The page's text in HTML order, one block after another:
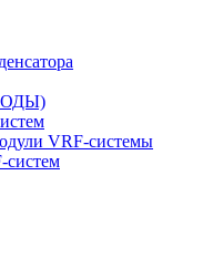
VRF-системы
систем